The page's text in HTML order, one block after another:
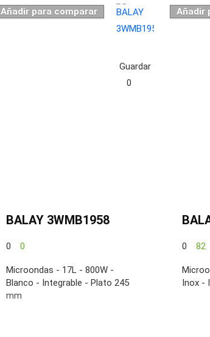
Añadir para comparar
Guardar
0
BALAY 3WMB1958
0 0
Microondas - 17L - 800W -
Blanco - Integrable - Plato 245
mm
Añadir
0 82
Inox -